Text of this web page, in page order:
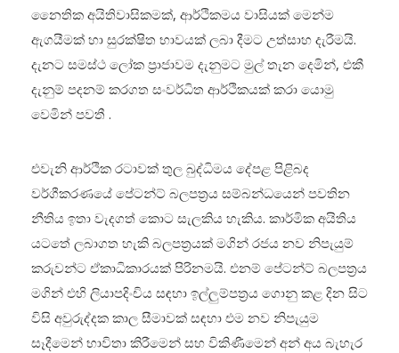
නෛතික අයිතිවාසිකමක්, ආර්ථිකමය වාසියක් මෙන්ම
ඇගයීමක් හා සුරක්ෂිත භාවයක් ලබා දීමට උත්සාහ දැරීමයි.
දැනට සමස්ථ ලෝක ප්‍රාජාවම දැනුමට මුල් තැන දෙමින්, එකී
දැනුම් පදනම් කරගත සංවර්ධිත ආර්ථිකයක් කරා යොමු
වෙමින් පවතී .
එවැනි ආර්ථික රටාවක් තුල බුද්ධිමය දේපළ පිළිබද
වර්ගීකරණයේ පේටන්ට් බලපත්‍රය සම්බන්ධයෙන් පවතින
නීතිය ඉතා වැදගත් කොට සැලකිය හැකිය. කාර්මික අයිතිය
යටතේ ලබාගත හැකි බලපත්‍රයක් මගින් රජය නව නිපැයුම්
කරුවන්ට ඒකාධිකාරයක් පිරිනමයි. එනම් පේටන්ට් බලපත්‍රය
මගින් එහි ලියාපදිංචිය සඳහා ඉල්ලුම්පත්‍රය ගොනු කළ දින සිට
විසි අවුරුද්දක කාල සීමාවක් සඳහා එම නව නිපැයුම
සෑදීමෙන් භාවිතා කිරීමෙන් සහ විකිණීමෙන් අන් අය බැහැර